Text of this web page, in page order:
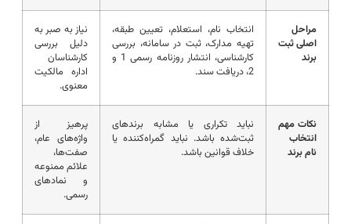
مراحل
اصلی ثبت
برند
انتخاب نام، استعلام، تعیین طبقه،
تهیه مدارک، ثبت در سامانه، بررسی
کارشناسی، انتشار روزنامه رسمی 1 و
نیاز به صبر به
دلیل بررسی
کارشناسان
اداره مالکیت
معنوی.
نکات مهم
انتخاب
نام برند
نباید تکراری یا مشابه برندهای
ثبت‌شده باشد. نباید گمراه‌کننده یا
خلاف قوانین باشد.
پرهیز از
واژه‌های عام،
صفت‌ها،
علائم ممنوعه
و نمادهای
رسمی.